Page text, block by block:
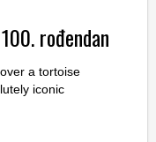
rođendan
a tortoise
iconic